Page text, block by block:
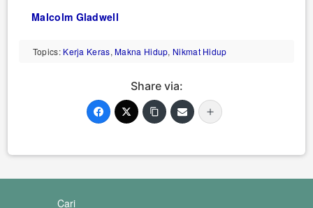
Malcolm Gladwell
Topics: Kerja Keras,Makna Hidup, Nikmat Hidup
Share via:
Cari